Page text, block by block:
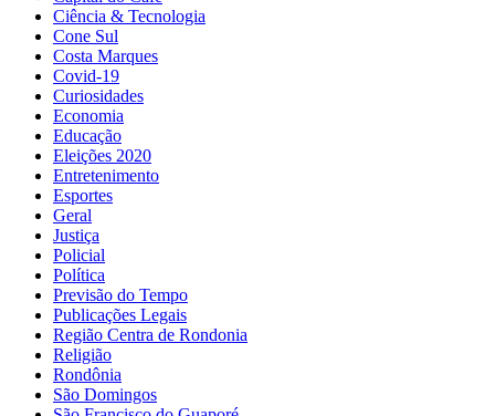
Ciência & Tecnologia
Cone Sul
Costa Marques
Covid-19
Curiosidades
Economia
Educação
Eleições 2020
Entretenimento
Esportes
Geral
Justiça
Policial
Política
Previsão do Tempo
Publicações Legais
Região Centra de Rondonia
Religião
Rondônia
São Domingos